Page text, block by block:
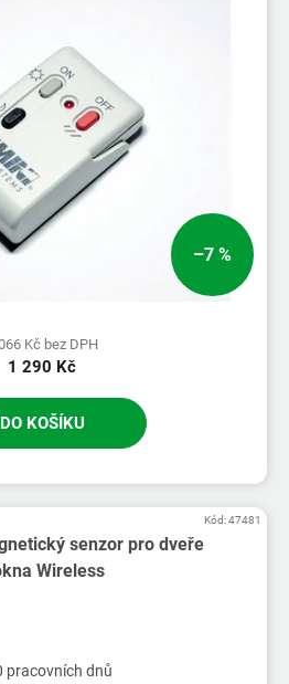
–7 %
Kč bez DPH
1 290 Kč
DO KOŠÍKU
senzor pro dveře
Wireless
pracovních dnů
Kód:47481